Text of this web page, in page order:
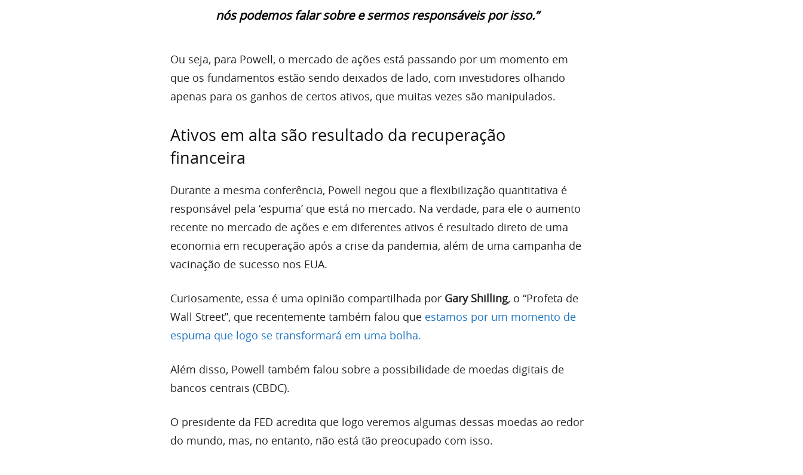
nós podemos falar sobre e sermos responsáveis por isso.”
Ou seja, para Powell, o mercado de ações está passando por um momento em
que os fundamentos estão sendo deixados de lado, com investidores olhando
apenas para os ganhos de certos ativos, que muitas vezes são manipulados.
Ativos em alta são resultado da recuperação
financeira
Durante a mesma conferência, Powell negou que a flexibilização quantitativa é
responsável pela ‘espuma’ que está no mercado. Na verdade, para ele o aumento
recente no mercado de ações e em diferentes ativos é resultado direto de uma
economia em recuperação após a crise da pandemia, além de uma campanha de
vacinação de sucesso nos EUA.
Curiosamente, essa é uma opinião compartilhada por Gary Shilling, o “Profeta de
Wall Street”, que recentemente também falou que estamos por um momento de
espuma que logo se transformará em uma bolha.
Além disso, Powell também falou sobre a possibilidade de moedas digitais de
bancos centrais (CBDC).
O presidente da FED acredita que logo veremos algumas dessas moedas ao redor
do mundo, mas, no entanto, não está tão preocupado com isso.